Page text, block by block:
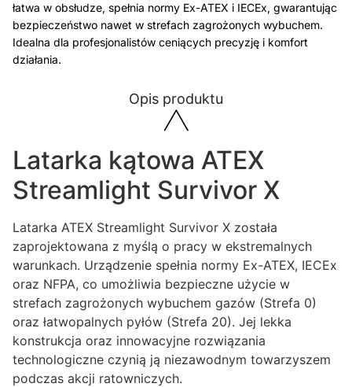
łatwa w obsłudze, spełnia normy Ex-ATEX i IECEx, gwarantując
bezpieczeństwo nawet w strefach zagrożonych wybuchem.
Idealna dla profesjonalistów ceniących precyzję i komfort
działania.
Opis produktu
Latarka kątowa ATEX
Streamlight Survivor X
Latarka ATEX Streamlight Survivor X została
zaprojektowana z myślą o pracy w ekstremalnych
warunkach. Urządzenie spełnia normy Ex-ATEX, IECEx
oraz NFPA, co umożliwia bezpieczne użycie w
strefach zagrożonych wybuchem gazów (Strefa 0)
oraz łatwopalnych pyłów (Strefa 20). Jej lekka
konstrukcja oraz innowacyjne rozwiązania
technologiczne czynią ją niezawodnym towarzyszem
podczas akcji ratowniczych.